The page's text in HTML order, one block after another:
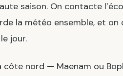
saison. On contacte
la météo ensemble, et on
jour.
côte nord — Maenam ou